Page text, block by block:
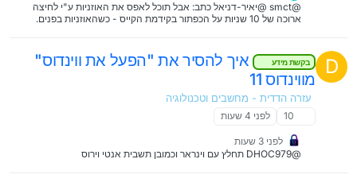
@smct @יאיר-דניאל כתב: אבל תוכל לאפס את האוזניות ע"י לחיצה
ארוכה של 10 שניות על הכפתור בקידמת הקייס - כשהאוזניות בפנים.
D בקשת מידע
איך להסיר את "הפעל את ווינדוס"
מווינדוס 11
עזרה הדדית - מחשבים וטכנולוגיה
10
לפני 4 שעות
לפני 3 שעות
@DHOC979 תחלץ עם וינראר וכמובן תשבית אנטי וירוס